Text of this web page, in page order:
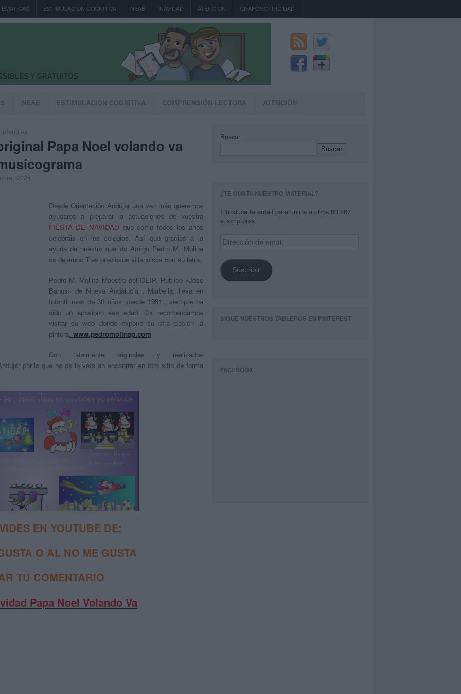
ESTIMULACION COGNITIVA NEAE NAVIDAD ATENCIÓN GRAFOMOTRICIDAD
NEAE ESTIMULACION COGNITIVA COMPRENSIÓN LECTORA ATENCIÓN
Papa Noel volando va
2024
Desde Orientación Andújar una vez más queremos
ayudaros a preparar la actuaciones de vuestra
FIESTA DE NAVIDAD que como todos los años
celebráis en los colegios. Así que gracias a la
ayuda de nuestro querido Amigo Pedro M. Molina
os dejamos Tres preciosos villancicos con su letra.
Pedro M. Molina Maestro del CEIP. Publico «Jose
Banus» de Nueva Andalucia , Marbella, lleva en
Infantil mas de 30 años ,desde 1981 , siempre ha
sido un apasiono esa edad. Os recomendamos
visitar su web donde expone su otra pasión la
pintura www.pedromolinap.com
Son tatalmente originales y realizados
por lo que no os la vaís an encontrar en otro sitio de forma
EN YOUTUBE DE:
O AL NO ME GUSTA
TU COMENTARIO
Papa Noel Volando Va
Buscar
Buscar
¿TE GUSTA NUESTRO MATERIAL?
Introduce tu email para unirte a otros 80.867
suscriptores.
Dirección
de
Suscribir
SIGUE NUESTROS TABLEROS EN PINTEREST
FACEBOOK